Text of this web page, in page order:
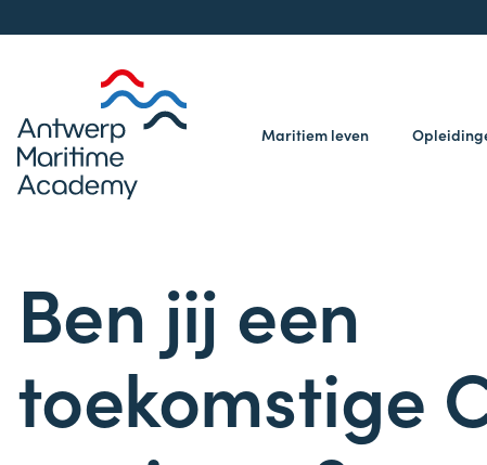
Maritiem leven
Ben jij een
toekomstige